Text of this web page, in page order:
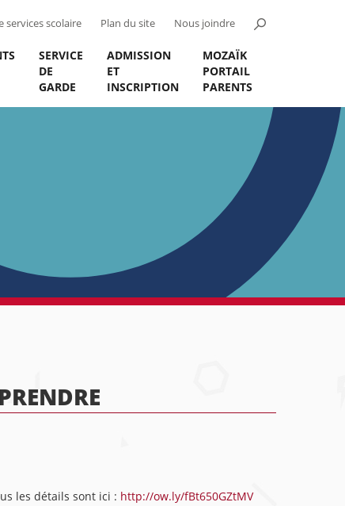
services scolaire Plan du site Nous joindre
SERVICE
DE
GARDE
ADMISSION
ET
INSCRIPTION
MOZAÏK
PORTAIL
PARENTS
les détails sont ici : http://ow.ly/fBt650GZtMV